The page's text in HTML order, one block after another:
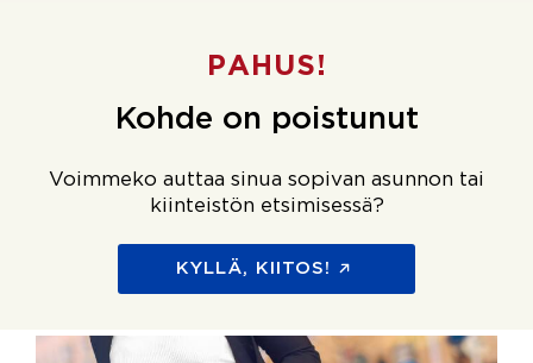
PAHUS!
Kohde on poistunut
Voimmeko auttaa sinua sopivan asunnon tai
kiinteistön etsimisessä?
KYLLÄ, KIITOS!